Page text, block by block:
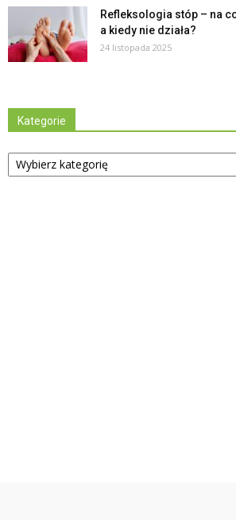
Refleksologia stóp – na
a kiedy nie działa?
24 listopada 2025
Kategorie
Kategorie